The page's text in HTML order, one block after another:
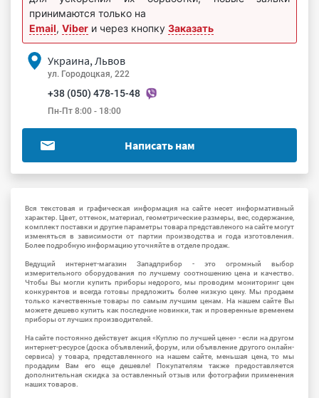
принимаются только на
Email, Viber и через кнопку Заказать
Украина, Львов
ул. Городоцкая, 222
+38 (050) 478-15-48
Пн-Пт 8:00 - 18:00
Написать нам
Вся текстовая и графическая информация на сайте несет информативный
характер. Цвет, оттенок, материал, геометрические размеры, вес, содержание,
комплект поставки и другие параметры товара представленого на сайте могут
изменяться в зависимости от партии производства и года изготовления.
Более подробную информацию уточняйте в отделе продаж.
Ведущий интернет-магазин Западприбор - это огромный выбор
измерительного оборудования по лучшему соотношению цена и качество.
Чтобы Вы могли купить приборы недорого, мы проводим мониторинг цен
конкурентов и всегда готовы предложить более низкую цену. Мы продаем
только качественные товары по самым лучшим ценам. На нашем сайте Вы
можете дешево купить как последние новинки, так и проверенные временем
приборы от лучших производителей.
На сайте постоянно действует акция «Куплю по лучшей цене» - если на другом
интернет-ресурсе (доска объявлений, форум, или объявление другого онлайн-
сервиса) у товара, представленного на нашем сайте, меньшая цена, то мы
продадим Вам его еще дешевле! Покупателям также предоставляется
дополнительная скидка за оставленный отзыв или фотографии применения
наших товаров.